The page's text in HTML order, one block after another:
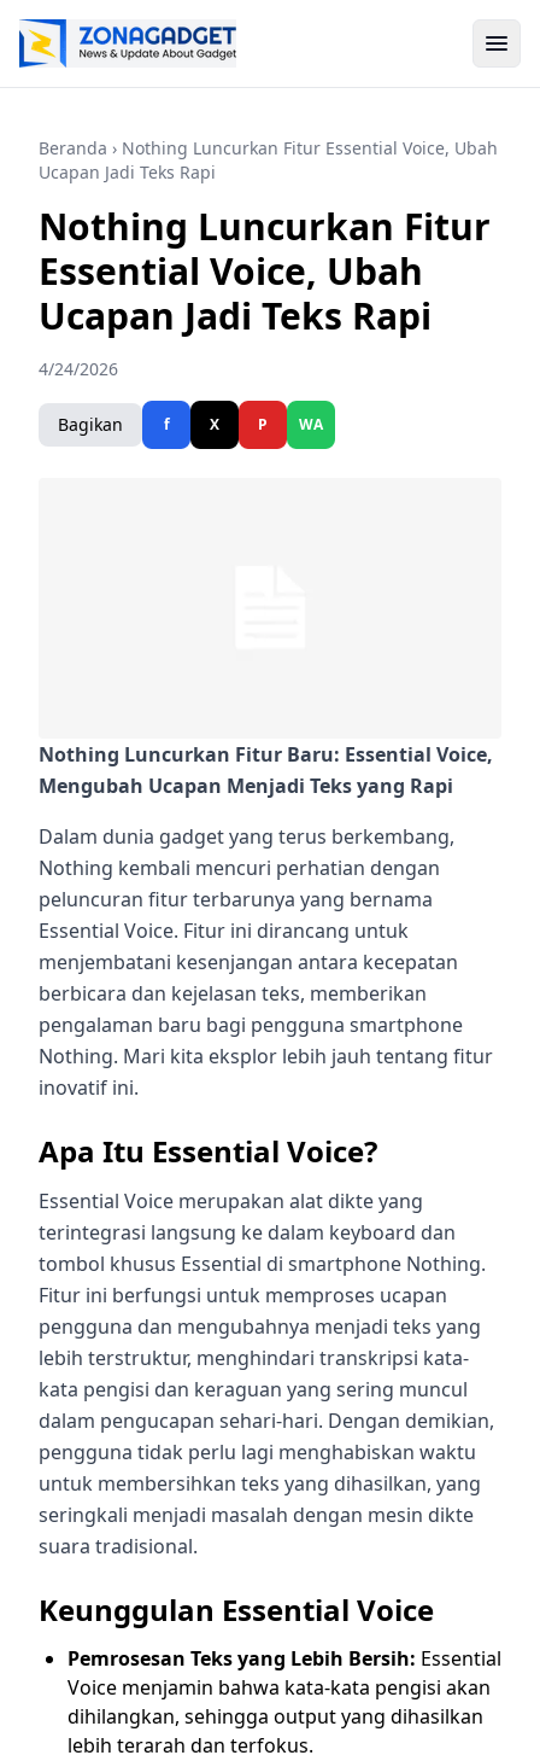
Beranda › Nothing Luncurkan Fitur Essential Voice, Ubah
Ucapan Jadi Teks Rapi
Nothing Luncurkan Fitur
Essential Voice, Ubah
Ucapan Jadi Teks Rapi
4/24/2026
Bagikan f X P WA
Nothing Luncurkan Fitur Baru: Essential Voice,
Mengubah Ucapan Menjadi Teks yang Rapi
Dalam dunia gadget yang terus berkembang,
Nothing kembali mencuri perhatian dengan
peluncuran fitur terbarunya yang bernama
Essential Voice. Fitur ini dirancang untuk
menjembatani kesenjangan antara kecepatan
berbicara dan kejelasan teks, memberikan
pengalaman baru bagi pengguna smartphone
Nothing. Mari kita eksplor lebih jauh tentang fitur
inovatif ini.
Apa Itu Essential Voice?
Essential Voice merupakan alat dikte yang
terintegrasi langsung ke dalam keyboard dan
tombol khusus Essential di smartphone Nothing.
Fitur ini berfungsi untuk memproses ucapan
pengguna dan mengubahnya menjadi teks yang
lebih terstruktur, menghindari transkripsi kata-
kata pengisi dan keraguan yang sering muncul
dalam pengucapan sehari-hari. Dengan demikian,
pengguna tidak perlu lagi menghabiskan waktu
untuk membersihkan teks yang dihasilkan, yang
seringkali menjadi masalah dengan mesin dikte
suara tradisional.
Keunggulan Essential Voice
Pemrosesan Teks yang Lebih Bersih: Essential
Voice menjamin bahwa kata-kata pengisi akan
dihilangkan, sehingga output yang dihasilkan
lebih terarah dan terfokus.